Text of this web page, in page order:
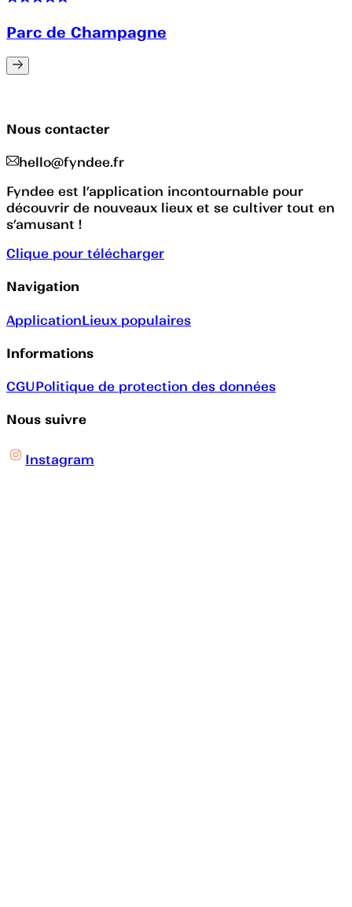
Parc de Champagne
Nous contacter
hello@fyndee.fr
Fyndee est l’application incontournable pour
découvrir de nouveaux lieux et se cultiver tout en
s’amusant !
Clique pour télécharger
Navigation
ApplicationLieux populaires
Informations
CGUPolitique de protection des données
Nous suivre
Instagram